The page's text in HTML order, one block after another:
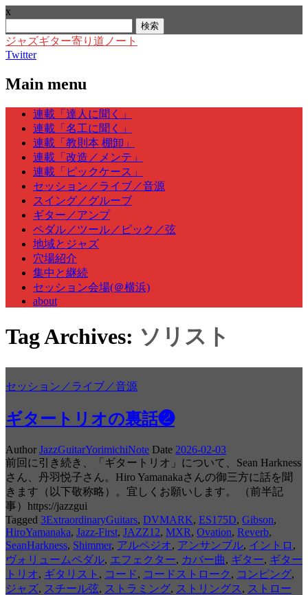
x
索:
ジャズギター寄り道ノート
Twitter
Main menu
Skip
content
連載「達人に聞く」
連載「名工に聞く」
連載「教則本 棚卸」
連載「改造／メンテ」
連載「ピックケース」
セッション／ライブ／音源
スイング／グルーブ
ギター／アンプ
ペダル／ツール／ピック／弦
地域とジャズ
穴場紹介
集中と継続
セッション会場(＠横浜)
about
Tag Archives: ソリスト
セッション／ライブ／音源
ギタートリオの裏話❷
Author JazzGuitarYorimichiNote Date 2026-02-03
前回に引き続き、「ギタートリオ」について、Sean Harkness
さん、丹羽悦子さん。Hiro Yamanakaさんの御三方に話を聞
きます（以下敬称略）。宜しくお願いします。 （前半記
事）https://jazzgui
Tagged 3ExtraordinaryGuitars, DVMARK, ES175D, Gibson,
HiroYamanaka, Jazz-First, JAZZ12, MXR, Ovation, Reverb,
SeanHarkness, Shimmer, アルペジオ, アンサンブル, イントロ ,
ヴォリュームペダル, エフェクター, カバー曲, ギター, ギター
トリオ, ギタリスト , コード, コードストローク , コンピング,
ジャズ, スチール弦, ストラミング, ストリングス , ストロー